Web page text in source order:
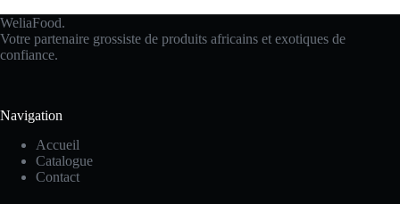
WeliaFood.
Votre partenaire grossiste de produits africains et exotiques de
confiance.
Navigation
Accueil
Catalogue
Contact